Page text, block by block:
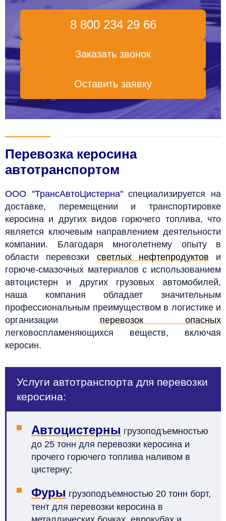
8 800 234 29 66
Заказать звонок
Оставить заявку
Перевозка керосина
автотранспортом
ООО "ТрансАвтоЦистерна"специализируется на
доставке, перемещении и транспортировке
керосина и других видов горючего топлива, что
является ключевым направлением деятельности
компании. Благодаря многолетнему опыту в
области перевозки светлых нефтепродуктов
и
горюче-смазочных материалов с использованием
автоцистерн и других грузовых автомобилей,
наша компания обладает значительным
профессиональным преимуществом в логистике и
организации перевозок опасных
легковоспламеняющихся веществ, включая
керосин.
Услуги автотранспорта для перевозки
керосина:
Автоцистерны грузоподъемностью
до 25 тонн для перевозки керосина и
прочего горючего топлива наливом в
цистерну;
Фуры грузоподъемностью 20 тонн борт,
тент для перевозки керосина в